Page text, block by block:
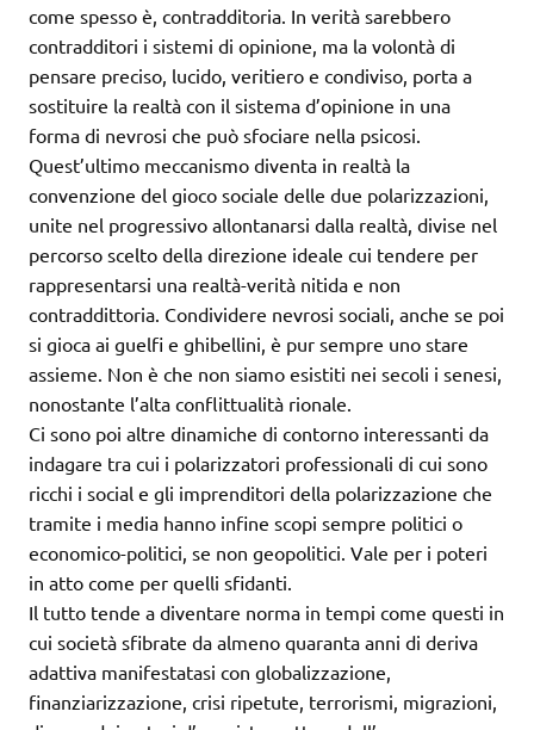
come spesso è, contradditoria. In verità sarebbero
contradditori i sistemi di opinione, ma la volontà di
pensare preciso, lucido, veritiero e condiviso, porta a
sostituire la realtà con il sistema d’opinione in una
forma di nevrosi che può sfociare nella psicosi.
Quest’ultimo meccanismo diventa in realtà la
convenzione del gioco sociale delle due polarizzazioni,
unite nel progressivo allontanarsi dalla realtà, divise nel
percorso scelto della direzione ideale cui tendere per
rappresentarsi una realtà-verità nitida e non
contraddittoria. Condividere nevrosi sociali, anche se poi
si gioca ai guelfi e ghibellini, è pur sempre uno stare
assieme. Non è che non siamo esistiti nei secoli i senesi,
nonostante l’alta conflittualità rionale.
Ci sono poi altre dinamiche di contorno interessanti da
indagare tra cui i polarizzatori professionali di cui sono
ricchi i social e gli imprenditori della polarizzazione che
tramite i media hanno infine scopi sempre politici o
economico-politici, se non geopolitici. Vale per i poteri
in atto come per quelli sfidanti.
Il tutto tende a diventare norma in tempi come questi in
cui società sfibrate da almeno quaranta anni di deriva
adattiva manifestatasi con globalizzazione,
finanziarizzazione, crisi ripetute, terrorismi, migrazioni,